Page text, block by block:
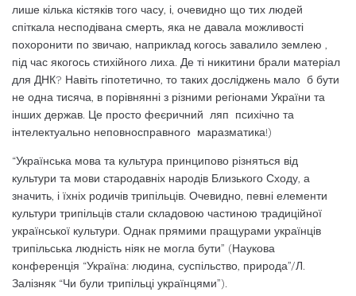
лише кілька кістяків того часу, і, очевидно що тих людей
спіткала несподівана смерть, яка не давала можливості
похоронити по звичаю, наприклад когось завалило землею ,
під час якогось стихійного лиха. Де ті никитини брали матеріал
для ДНК? Навіть гіпотетично, то таких досліджень мало б бути
не одна тисяча, в порівнянні з різними регіонами України та
інших держав. Це просто феєричний ляп психічно та
інтелектуально неповносправного маразматика!)
“Українська мова та культура принципово різняться від
культури та мови стародавніх народів Близького Сходу, а
значить, і їхніх родичів трипільців. Очевидно, певні елементи
культури трипільців стали складовою частиною традиційної
української культури. Однак прямими пращурами українців
трипільська людність ніяк не могла бути” (Наукова
конференція “Україна: людина, суспільство, природа”/Л.
Залізняк “Чи були трипільці українцями”).